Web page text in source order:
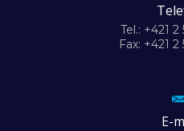
Tel.: +421
Fax: +421
E-